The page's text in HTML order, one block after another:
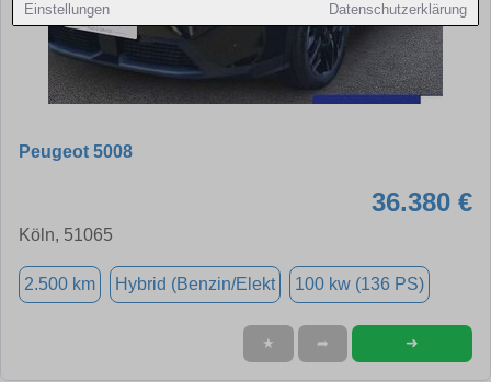
Einstellungen Datenschutzerklärung
Peugeot 5008
36.380 €
Köln, 51065
2.500 km Hybrid (Benzin/Elekt 100 kw (136 PS)
★ ➦ ➜